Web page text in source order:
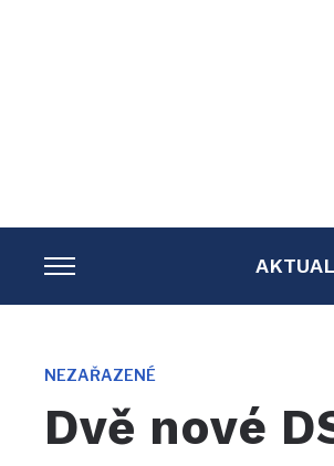
TOGGLE
SIDEBAR
NAVIGATION
NEZAŘAZENÉ
Dvě nové